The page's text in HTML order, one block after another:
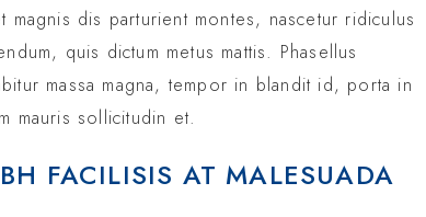
dis parturient montes, nascetur ridiculus
quis dictum metus mattis. Phasellus
massa magna, tempor in blandit id, porta in
mauris sollicitudin et.
FACILISIS AT MALESUADA